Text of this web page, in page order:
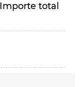
total